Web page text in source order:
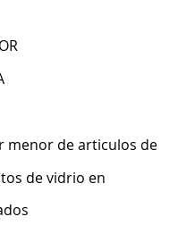
menor de articulos de
de vidrio en